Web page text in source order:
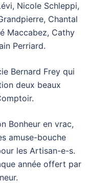
Nicole Schleppi,
Chantal
Maccabez, Cathy
Perriard.
Bernard Frey qui
deux beaux
Bonheur en vrac,
amuse-bouche
les Artisan-e-s.
année offert par